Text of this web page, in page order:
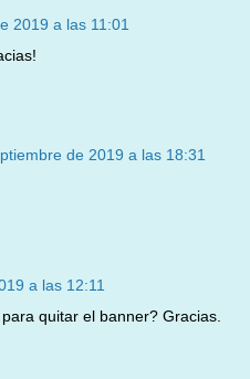
2019 a las 11:01
de 2019 a las 18:31
a las 12:11
quitar el banner? Gracias.